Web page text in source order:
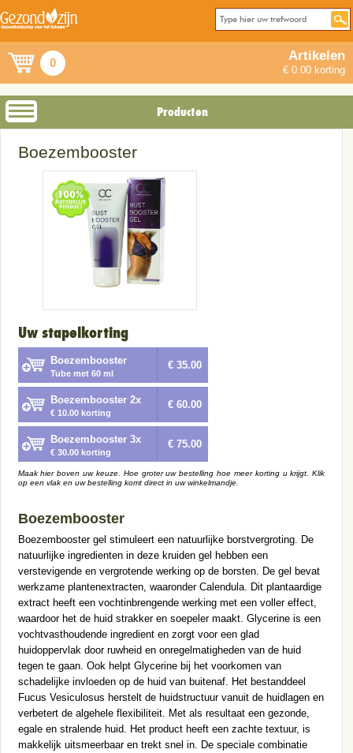
0 Artikelen
€ 0.00 korting
Producten
Boezembooster
Uw stapelkorting
Boezembooster
Tube met 60 ml
€ 35.00
Boezembooster 2x
€ 10.00 korting
€ 60.00
Boezembooster 3x
€ 30.00 korting
€ 75.00
Maak hier boven uw keuze. Hoe groter uw bestelling hoe meer korting u krijgt. Klik
op een vlak en uw bestelling komt direct in uw winkelmandje.
Boezembooster
Boezembooster gel stimuleert een natuurlijke borstvergroting. De
natuurlijke ingredienten in deze kruiden gel hebben een
verstevigende en vergrotende werking op de borsten. De gel bevat
werkzame plantenextracten, waaronder Calendula. Dit plantaardige
extract heeft een vochtinbrengende werking met een voller effect,
waardoor het de huid strakker en soepeler maakt. Glycerine is een
vochtvasthoudende ingredient en zorgt voor een glad
huidoppervlak door ruwheid en onregelmatigheden van de huid
tegen te gaan. Ook helpt Glycerine bij het voorkomen van
schadelijke invloeden op de huid van buitenaf. Het bestanddeel
Fucus Vesiculosus herstelt de huidstructuur vanuit de huidlagen en
verbetert de algehele flexibiliteit. Met als resultaat een gezonde,
egale en stralende huid. Het product heeft een zachte textuur, is
makkelijk uitsmeerbaar en trekt snel in. De speciale combinatie